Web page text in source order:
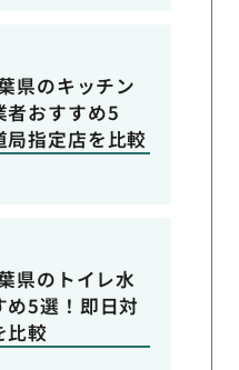
県のキッチン
者おすすめ5
指定店を比較
県のトイレ水
め5選！即日対
比較